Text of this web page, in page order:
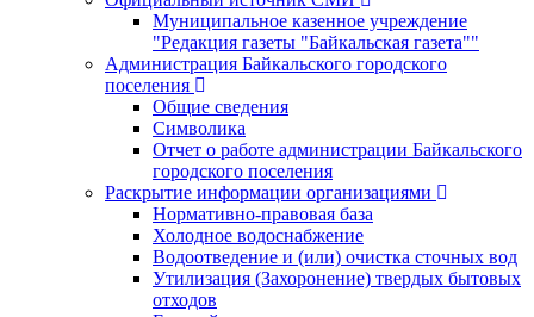
Муниципальное казенное учреждение
"Редакция газеты "Байкальская газета""
Администрация Байкальского городского
поселения
Общие сведения
Символика
Отчет о работе администрации Байкальского
городского поселения
Раскрытие информации организациями
Нормативно-правовая база
Холодное водоснабжение
Водоотведение и (или) очистка сточных вод
Утилизация (Захоронение) твердых бытовых
отходов